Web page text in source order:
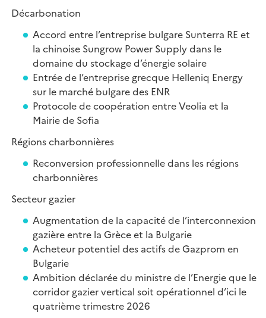
Décarbonation
Accord entre l’entreprise bulgare Sunterra RE et
la chinoise Sungrow Power Supply dans le
domaine du stockage d’énergie solaire
Entrée de l’entreprise grecque Helleniq Energy
sur le marché bulgare des ENR
Protocole de coopération entre Veolia et la
Mairie de Sofia
Régions charbonnières
Reconversion professionnelle dans les régions
charbonnières
Secteur gazier
Augmentation de la capacité de l’interconnexion
gazière entre la Grèce et la Bulgarie
Acheteur potentiel des actifs de Gazprom en
Bulgarie
Ambition déclarée du ministre de l’Energie que le
corridor gazier vertical soit opérationnel d’ici le
quatrième trimestre 2026